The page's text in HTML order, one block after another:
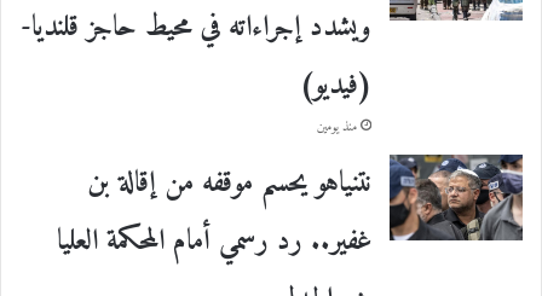
ويشدد إجراءاته في محيط حاجز قلنديا-
(فيديو)
منذ يومين
نتنياهو يحسم موقفه من إقالة بن
غفير.. رد رسمي أمام المحكمة العليا